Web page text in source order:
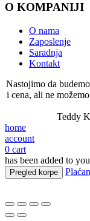
O KOMPANIJI
O nama
Zaposlenje
Saradnja
Kontakt
Nastojimo da
i cena, ali ne
Teddy
home
account
0 cart
has been added to
Pregled korpe